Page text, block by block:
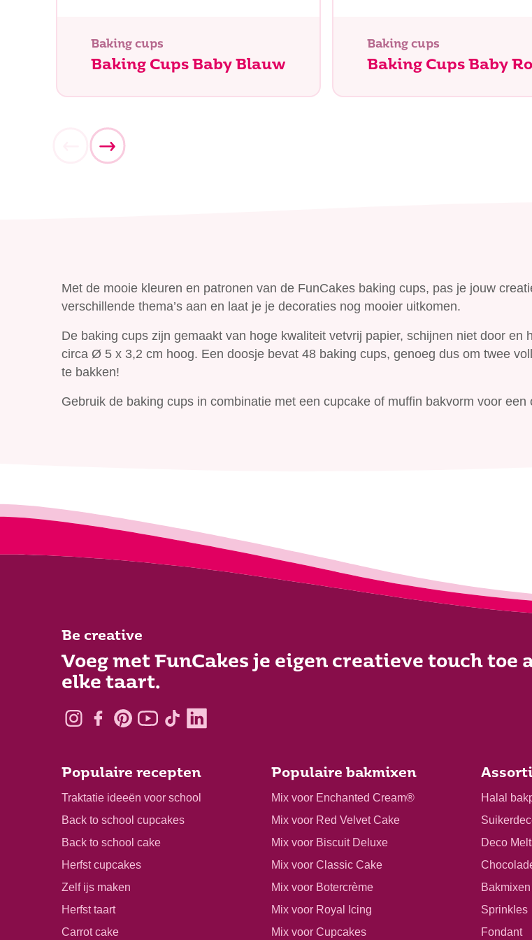
Baking cups
Baking Cups Baby Blauw
Baking cups
Baking Cups Baby
Met de mooie kleuren en patronen van de FunCakes baking cups, pas je jouw
verschillende thema’s aan en laat je je decoraties nog mooier uitkomen.
De baking cups zijn gemaakt van hoge kwaliteit vetvrij papier, schijnen niet door en
circa Ø 5 x 3,2 cm hoog. Een doosje bevat 48 baking cups, genoeg dus om twee
te bakken!
Gebruik de baking cups in combinatie met een cupcake of muffin bakvorm voor een
Be creative
Voeg met FunCakes je eigen creatieve touch toe
elke taart.
Populaire recepten
Traktatie ideeën voor school
Back to school cupcakes
Back to school cake
Herfst cupcakes
Zelf ijs maken
Herfst taart
Carrot cake
Populaire bakmixen
Mix voor Enchanted Cream®
Mix voor Red Velvet Cake
Mix voor Biscuit Deluxe
Mix voor Classic Cake
Mix voor Botercrème
Mix voor Royal Icing
Mix voor Cupcakes
Halal
Deco
Bakmixen
Sprinkles
Fondant